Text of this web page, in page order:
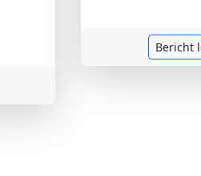
Bericht